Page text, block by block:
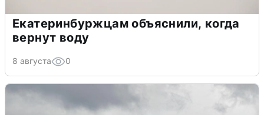
Екатеринбуржцам объяснили, когда
вернут воду
8 августа 0